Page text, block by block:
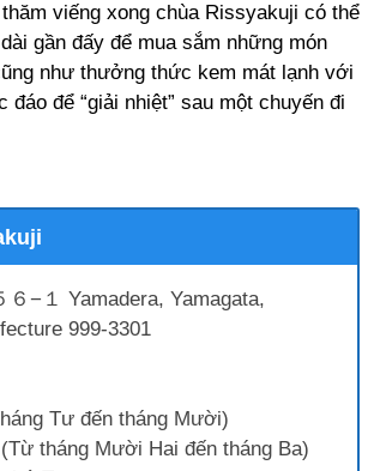
viếng xong chùa Rissyakuji có thể
gần đấy để mua sắm những món
như thưởng thức kem mát lạnh với
để “giải nhiệt” sau một chuyến đi
−１ Yamadera, Yamagata,
999-3301
Tư đến tháng Mười)
tháng Mười Hai đến tháng Ba)